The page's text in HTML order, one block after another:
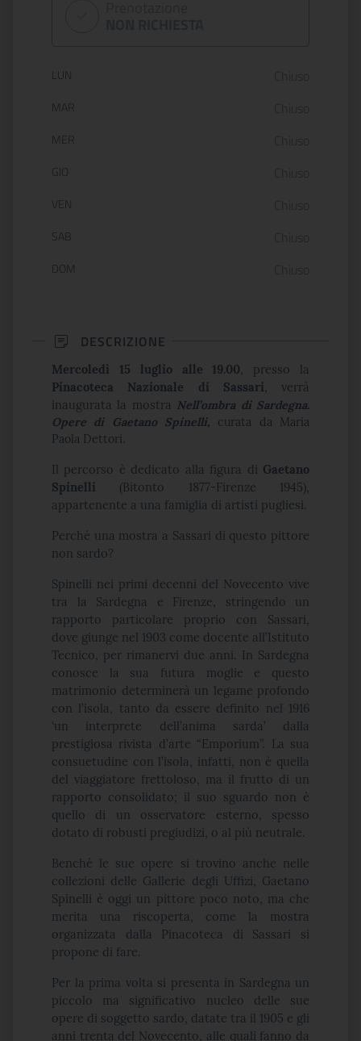
Orario di apertura:
LUN
MAR
MER
GIO
VEN
SAB
DOM
DESCRIZIONE
Mercoledì 15 luglio alle 19.00, presso la
Pinacoteca Nazionale di Sassari, verrà
inaugurata la mostra Nell’ombra di Sardegna.
Opere di Gaetano Spinelli, curata da Maria
Paola Dettori.
Il percorso è dedicato alla figura di Gaetano
Spinelli (Bitonto 1877-Firenze 1945),
appartenente a una famiglia di artisti pugliesi.
Perché una mostra a Sassari di questo pittore
non sardo?
Spinelli nei primi decenni del Novecento vive
tra la Sardegna e Firenze, stringendo un
rapporto particolare proprio con Sassari,
dove giunge nel 1903 come docente all’Istituto
Tecnico, per rimanervi due anni. In Sardegna
conosce la sua futura moglie e questo
matrimonio determinerà un legame profondo
con l’isola, tanto da essere definito nel 1916
‘un interprete dell’anima sarda’ dalla
prestigiosa rivista d’arte “Emporium”. La sua
consuetudine con l’isola, infatti, non è quella
del viaggiatore frettoloso, ma il frutto di un
rapporto consolidato; il suo sguardo non è
quello di un osservatore esterno, spesso
dotato di robusti pregiudizi, o al più neutrale.
Benché le sue opere si trovino anche nelle
collezioni delle Gallerie degli Uffizi, Gaetano
Spinelli è oggi un pittore poco noto, ma che
merita una riscoperta, come la mostra
organizzata dalla Pinacoteca di Sassari si
propone di fare.
Per la prima volta si presenta in Sardegna un
piccolo ma significativo nucleo delle sue
opere di soggetto sardo, datate tra il 1905 e gli
anni trenta del Novecento, alle quali fanno da